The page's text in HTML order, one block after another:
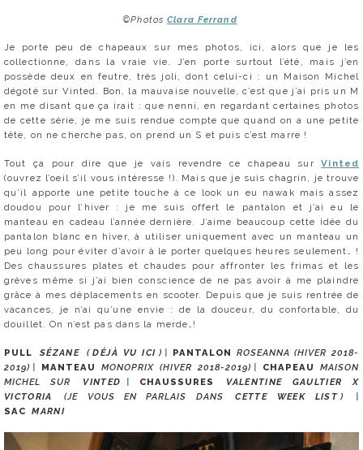
©PhotosClara Ferrand
Je porte peu de chapeaux sur mes photos, ici, alors que je les
collectionne, dans la vraie vie. J’en porte surtout l’été, mais j’en
possède deux en feutre, très joli, dont celui-ci : un Maison Michel
dégoté sur Vinted. Bon, la mauvaise nouvelle, c’est que j’ai pris un M
en me disant que ça irait : que nenni, en regardant certaines photos
de cette série, je me suis rendue compte que quand on a une petite
tête, on ne cherche pas, on prend un S et puis c’est marre !
Tout ça pour dire que je vais revendre ce chapeau surVinted
(ouvrez l’oeil s’il vous intéresse !). Mais que je suis chagrin, je trouve
qu’il apporte une petite touche à ce look un eu nawak mais assez
doudou pour l’hiver : je me suis offert le pantalon et j’ai eu le
manteau en cadeau l’année dernière. J’aime beaucoup cette idée du
pantalon blanc en hiver, à utiliser uniquement avec un manteau un
peu long pour éviter d’avoir à le porter quelques heures seulement… !
Des chaussures plates et chaudes pour affronter les frimas et les
grèves même si j’ai bien conscience de ne pas avoir à me plaindre
grâce à mes déplacements en scooter. Depuis que je suis rentrée de
vacances, je n’ai qu’une envie : de la douceur, du confortable, du
douillet. On n’est pas dans la merde…!
PULL SÉZANE ( DÉJÀ VU ICI ) PANTALON ROSEANNA (HIVER 2018-
2019)
MANTEAU MONOPRIX (HIVER 2018-2019) CHAPEAU
MAISON
MICHEL SUR
VINTED CHAUSSURES
VALENTINE GAULTIER X
VICTORIA
(JE VOUS EN PARLAIS DANS CETTE WEEK LIST )
SAC
MARNI